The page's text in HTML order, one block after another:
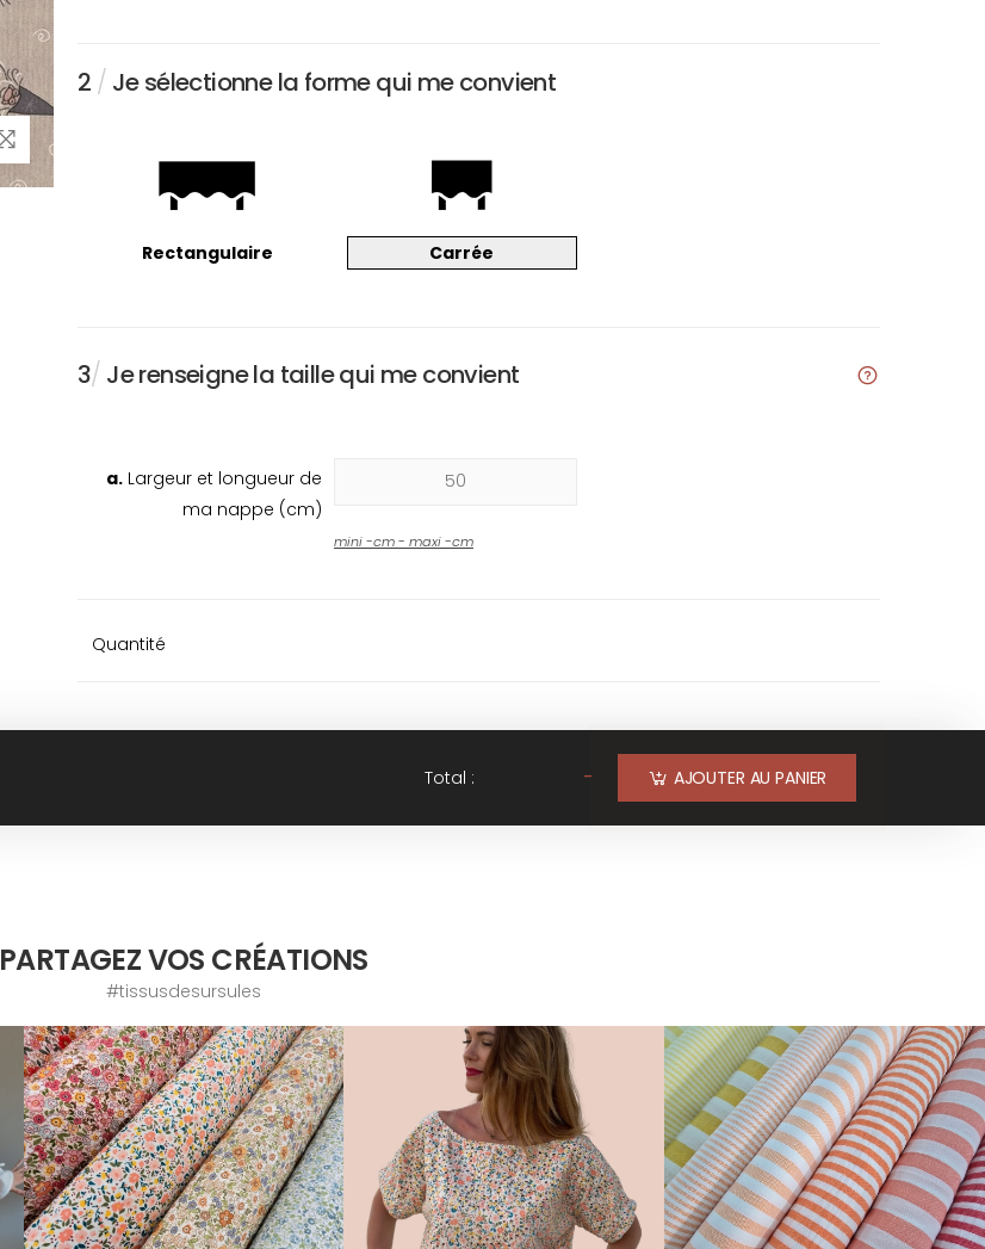
2 / Je sélectionne la forme qui me convient
Rectangulaire Carrée
3/ Je renseigne la taille qui me convient
a. Largeur et longueur de
ma nappe (cm)
mini-cm - maxi-cm
Quantité
Total : - AJOUTER AU PANIER
PARTAGEZ VOS CRÉATIONS
#tissusdesursules